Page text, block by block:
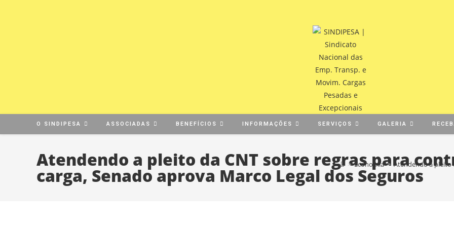
O SINDIPESA ASSOCIADAS BENEFÍCIOS INFORMAÇÕES SERVIÇOS GALERIA
Atendendo a pleito da CNT sobre regras para
carga, Senado aprova Marco Legal dos Seguros
> Economia > Atendendo a pleito